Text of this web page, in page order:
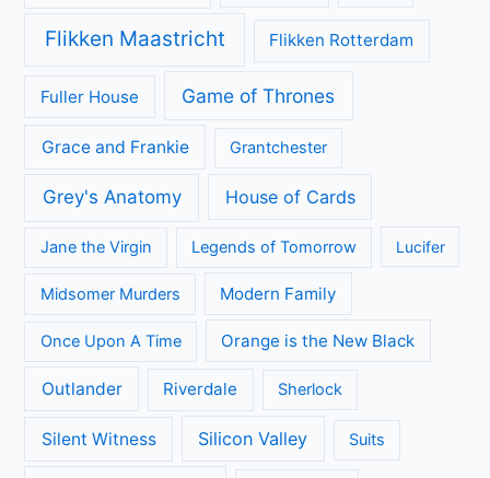
Flikken Maastricht Flikken Rotterdam
Fuller House Game of Thrones
Grace and Frankie Grantchester
Grey's Anatomy House of Cards
Jane the Virgin Legends of Tomorrow Lucifer
Midsomer Murders Modern Family
Once Upon A Time Orange is the New Black
Outlander Riverdale Sherlock
Silent Witness Silicon Valley Suits